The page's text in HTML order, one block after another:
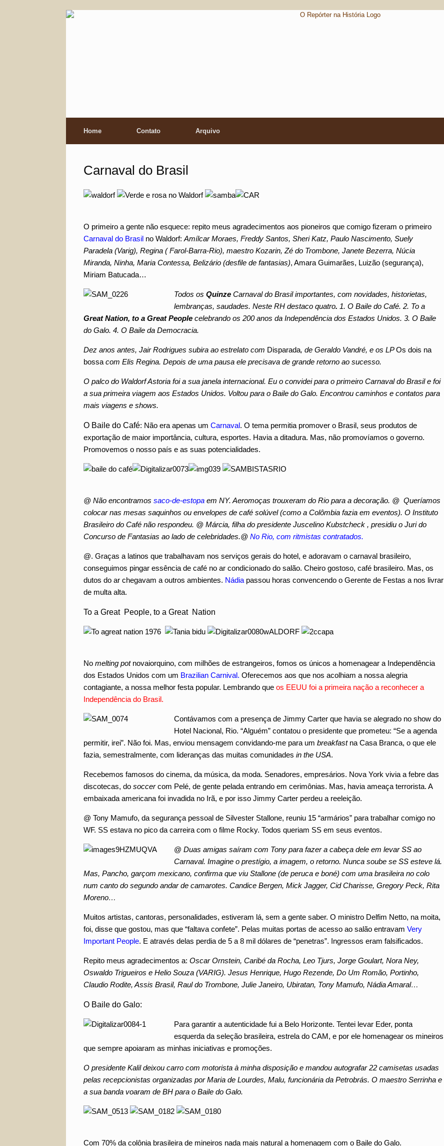
Skip
Home Contato Arquivo
Carnaval do Brasil
O primeiro a gente não esquece: repito meus agradecimentos aos pioneiros que comigo fizeram o primeiro
Carnaval do Brasil no Waldorf: Amílcar Moraes, Freddy Santos, Sheri Katz, Paulo Nascimento, Suely
Paradela (Varig), Regina ( Farol-Barra-Rio), maestro Kozarin, Zé do Trombone, Janete Bezerra, Núcia
Miranda, Ninha, Maria Contessa, Belizário (desfile de fantasias), Amara Guimarães, Luizão (segurança),
Miriam Batucada…
Todos os QuinzeCarnaval do Brasil importantes, com novidades, historietas,
lembranças, saudades. Neste RH destaco quatro. 1. O Baile do Café. 2. To a
Great Nation, to a Great People celebrando os 200 anos da Independência dos Estados Unidos. 3. O Baile
do Galo. 4. O Baile da Democracia.
Dez anos antes, Jair Rodrigues subira ao estrelato com Disparada, de Geraldo Vandré, e os LPOs dois na
bossa com Elis Regina. Depois de uma pausa ele precisava de grande retorno ao sucesso.
O palco do Waldorf Astoria foi a sua janela internacional. Eu o convidei para o primeiro Carnaval do Brasil e foi
a sua primeira viagem aos Estados Unidos. Voltou para o Baile do Galo. Encontrou caminhos e contatos para
mais viagens e shows.
O Baile do Café: Não era apenas um Carnaval. O tema permitia promover o Brasil, seus produtos de
exportação de maior importância, cultura, esportes. Havia a ditadura. Mas, não promovíamos o governo.
Promovemos o nosso país e as suas potencialidades.
@ Não encontramos saco-de-estopa em NY. Aeromoças trouxeram do Rio para a decoração. @ Queríamos
colocar nas mesas saquinhos ou envelopes de café solúvel (como a Colômbia fazia em eventos). O Instituto
Brasileiro do Café não respondeu. @ Márcia, filha do presidente Juscelino Kubstcheck , presidiu o Juri do
Concurso de Fantasias ao lado de celebridades.@ No Rio, com ritmistas contratados.
@. Graças a latinos que trabalhavam nos serviços gerais do hotel, e adoravam o carnaval brasileiro,
conseguimos pingar essência de café no ar condicionado do salão. Cheiro gostoso, café brasileiro. Mas, os
dutos do ar chegavam a outros ambientes. Nádia passou horas convencendo o Gerente de Festas a nos livrar
de multa alta.
To a Great People, to a Great Nation
No melting potnovaiorquino, com milhões de estrangeiros, fomos os únicos a homenagear a Independência
dos Estados Unidos com um Brazilian Carnival. Oferecemos aos que nos acolhiam a nossa alegria
contagiante, a nossa melhor festa popular. Lembrando que os EEUU foi a primeira nação a reconhecer a
Independência do Brasil.
Contávamos com a presença de Jimmy Carter que havia se alegrado no show do
Hotel Nacional, Rio. “Alguém” contatou o presidente que prometeu: “Se a agenda
permitir, irei”. Não foi. Mas, enviou mensagem convidando-me para um breakfast na Casa Branca, o que ele
fazia, semestralmente, com lideranças das muitas comunidades in the USA.
Recebemos famosos do cinema, da música, da moda. Senadores, empresários. Nova York vivia a febre das
discotecas, do soccercom Pelé, de gente pelada entrando em cerimônias. Mas, havia ameaça terrorista. A
embaixada americana foi invadida no Irã, e por isso Jimmy Carter perdeu a reeleição.
@ Tony Mamufo, da segurança pessoal de Silvester Stallone, reuniu 15 “armários” para trabalhar comigo no
WF. SS estava no pico da carreira com o filme Rocky. Todos queriam SS em seus eventos.
@ Duas amigas saíram com Tony para fazer a cabeça dele em levar SS ao
Carnaval. Imagine o prestígio, a imagem, o retorno. Nunca soube se SS esteve lá.
Mas, Pancho, garçom mexicano, confirma que viu Stallone (de peruca e boné) com uma brasileira no colo
num canto do segundo andar de camarotes. Candice Bergen, Mick Jagger, Cid Charisse, Gregory Peck, Rita
Moreno…
Muitos artistas, cantoras, personalidades, estiveram lá, sem a gente saber. O ministro Delfim Netto, na moita,
foi, disse que gostou, mas que “faltava confete”. Pelas muitas portas de acesso ao salão entravam Very
Important People. E através delas perdia de 5 a 8 mil dólares de “penetras”. Ingressos eram falsificados.
Repito meus agradecimentos a: Oscar Ornstein, Caribé da Rocha, Leo Tjurs, Jorge Goulart, Nora Ney,
Oswaldo Trigueiros e Helio Souza (VARIG). Jesus Henrique, Hugo Rezende, Do Um Romão, Portinho,
Claudio Rodite, Assis Brasil, Raul do Trombone, Julie Janeiro, Ubiratan, Tony Mamufo, Nádia Amaral…
O Baile do Galo:
Para garantir a autenticidade fui a Belo Horizonte. Tentei levar Eder, ponta
esquerda da seleção brasileira, estrela do CAM, e por ele homenagear os mineiros
que sempre apoiaram as minhas iniciativas e promoções.
O presidente Kalil deixou carro com motorista à minha disposição e mandou autografar 22 camisetas usadas
pelas recepcionistas organizadas por Maria de Lourdes, Malu, funcionária da Petrobrás. O maestro Serrinha e
a sua banda voaram de BH para o Baile do Galo.
Com 70% da colônia brasileira de mineiros nada mais natural a homenagem com o Baile do Galo.